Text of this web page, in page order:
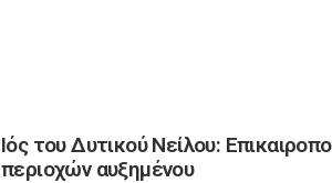
Ιός του Δυτικού Νείλου:
περιοχών αυξημένου